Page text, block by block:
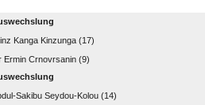
  
  
 